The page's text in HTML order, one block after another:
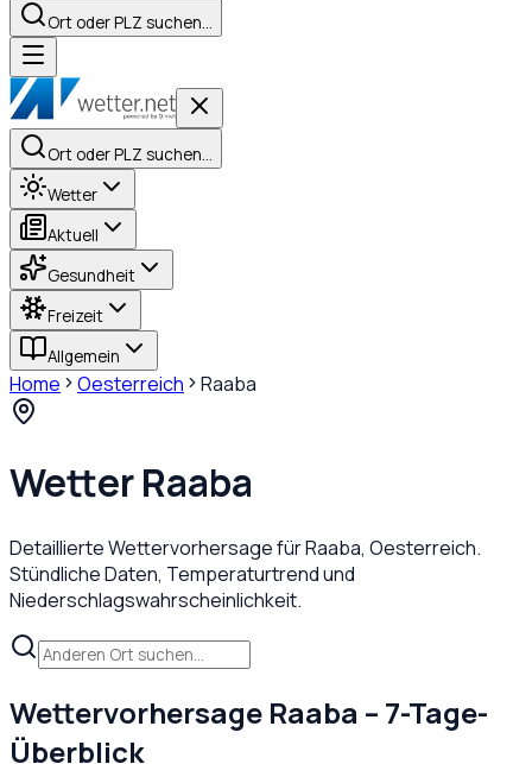
Ort oder PLZ suchen…
Ort oder PLZ suchen…
Wetter
Aktuell
Gesundheit
Freizeit
Allgemein
Home Oesterreich Raaba
WetterRaaba
Detaillierte Wettervorhersage fürRaaba, Oesterreich.
Stündliche Daten, Temperaturtrend und
Niederschlagswahrscheinlichkeit.
Wettervorhersage Raaba – 7-Tage-
Überblick